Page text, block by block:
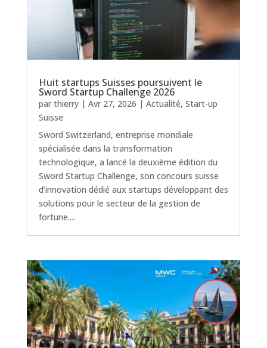
Huit startups Suisses poursuivent le
Sword Startup Challenge 2026
par thierry| Avr 27, 2026 | Actualité, Start-up
Suisse
Sword Switzerland, entreprise mondiale
spécialisée dans la transformation
technologique, a lancé la deuxième édition du
Sword Startup Challenge, son concours suisse
d’innovation dédié aux startups développant des
solutions pour le secteur de la gestion de
fortune....